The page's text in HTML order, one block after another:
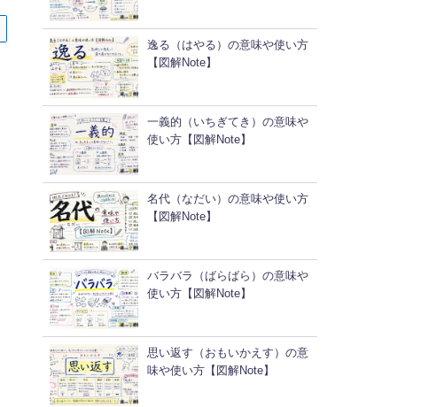
逸る（はやる）の意味や使い方
【図解Note】
一義的（いちぎてき）の意味や
使い方【図解Note】
名代（なだい）の意味や使い方
【図解Note】
バラバラ（ばらばら）の意味や
使い方【図解Note】
思い返す（おもいかえす）の意
味や使い方【図解Note】